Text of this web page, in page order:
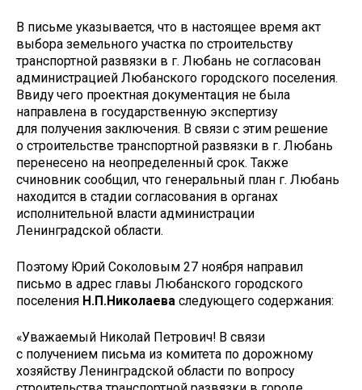
В письме указывается, что в настоящее время акт
выбора земельного участка по строительству
транспортной развязки в г. Любань не согласован
администрацией Любанского городского поселения.
Ввиду чего проектная документация не была
направлена в государственную экспертизу
для получения заключения. В связи с этим решение
о строительстве транспортной развязки в г. Любань
перенесено на неопределенный срок. Также
счиновник сообщил, что генеральный план г. Любань
находится в стадии согласования в органах
исполнительной власти администрации
Ленинградской области.
Поэтому Юрий Соколовым 27 ноября направил
письмо в адрес главы Любанского городского
поселения Н.П.Николаева следующего содержания:
«Уважаемый Николай Петрович! В связи
с получением письма из комитета по дорожному
хозяйству Ленинградской области по вопросу